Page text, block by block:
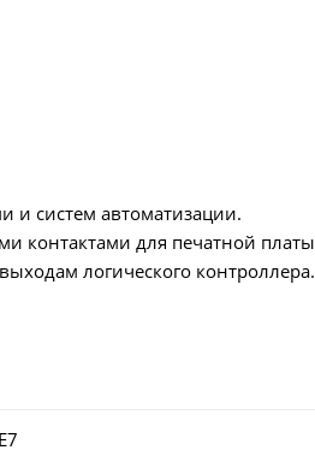
и систем автоматизации.
контактами для печатной платы
логического контроллера.